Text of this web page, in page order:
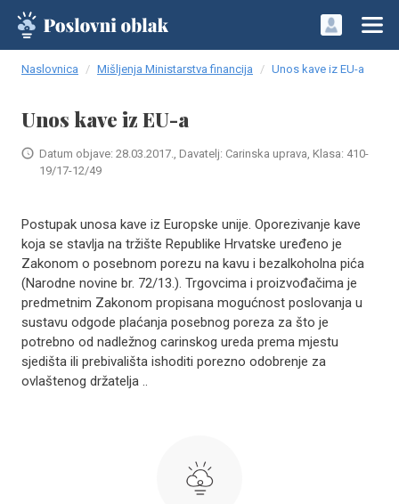
Naslovnica Mišljenja Ministarstva financija Unos kave iz EU-a
Unos kave iz EU-a
Datum objave: 28.03.2017., Davatelj: Carinska uprava, Klasa: 410-
19/17-12/49
Postupak unosa kave iz Europske unije. Oporezivanje kave
koja se stavlja na tržište Republike Hrvatske uređeno je
Zakonom o posebnom porezu na kavu i bezalkoholna pića
(Narodne novine br. 72/13.). Trgovcima i proizvođačima je
predmetnim Zakonom propisana mogućnost poslovanja u
sustavu odgode plaćanja posebnog poreza za što je
potrebno od nadležnog carinskog ureda prema mjestu
sjedišta ili prebivališta ishoditi porezno odobrenje za
ovlaštenog držatelja ..